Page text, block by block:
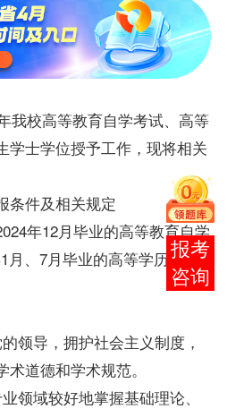
我校高等教育自学考试、高等
学士学位授予工作，现将相关
条件及相关规定
年12月毕业的高等教育自学
月、7月毕业的高等学历继续
领导，拥护社会主义制度，
道德和学术规范。
领域较好地掌握基础理论、
在线
客服